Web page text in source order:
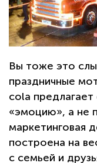
Вы тоже это
праздничные
cola
«эмоцию», а не
маркетинговая
построена на
с семьей и